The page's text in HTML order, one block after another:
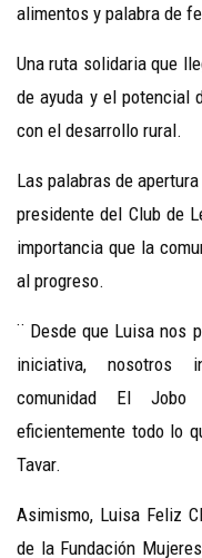
alimentos y palabra de
Una ruta solidaria que
de ayuda y el potencial
con el desarrollo rural.
Las palabras de
presidente del Club de
importancia que la
al progreso.
¨ Desde que Luisa nos
iniciativa, nosotros
comunidad El
eficientemente todo lo
Tavar.
Asimismo, Luisa Feliz
de la Fundación